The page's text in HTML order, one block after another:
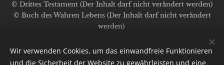
© Drittes Testament (Der Inhalt darf nicht verändert werden)
© Buch des Wahren Lebens (Der Inhalt darf nicht verändert
werden)
Impressum / Datenschutz
Wir verwenden Cookies, um das einwandfreie Funktionieren
und die Sicherheit der Website zu gewährleisten und eine